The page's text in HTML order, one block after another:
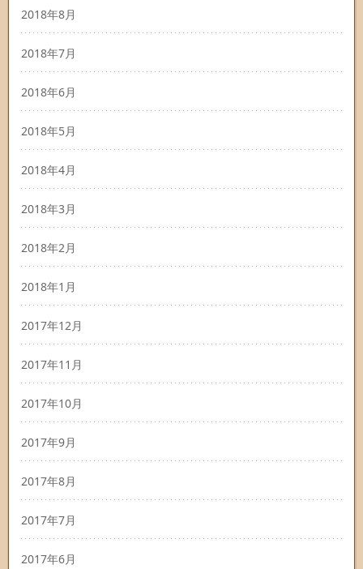
2018年8月
2018年7月
2018年6月
2018年5月
2018年4月
2018年3月
2018年2月
2018年1月
2017年12月
2017年11月
2017年10月
2017年9月
2017年8月
2017年7月
2017年6月